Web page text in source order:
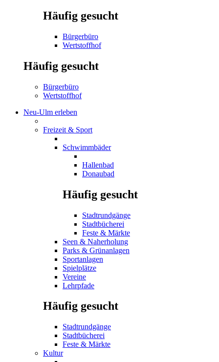
Häufig gesucht
Bürgerbüro
Wertstoffhof
Häufig gesucht
Bürgerbüro
Wertstoffhof
Neu-Ulm erleben
Freizeit & Sport
Schwimmbäder
Hallenbad
Donaubad
Häufig gesucht
Stadtrundgänge
Stadtbücherei
Feste & Märkte
Seen & Naherholung
Parks & Grünanlagen
Sportanlagen
Spielplätze
Vereine
Lehrpfade
Häufig gesucht
Stadtrundgänge
Stadtbücherei
Feste & Märkte
Kultur